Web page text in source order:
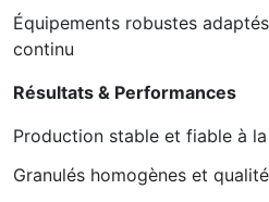
Équipements robustes
continu
Résultats & Performances
Production stable et fiable à
Granulés homogènes et